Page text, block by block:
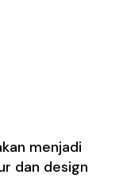
menjadi
dan design